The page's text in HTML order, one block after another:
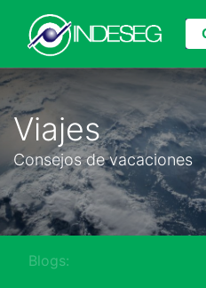
Viajes
Consejos de vacaciones
Blogs: